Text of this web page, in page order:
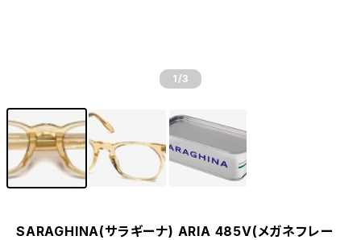
1 /3
SARAGHINA(サラギーナ) ARIA 485V(メガネフレー